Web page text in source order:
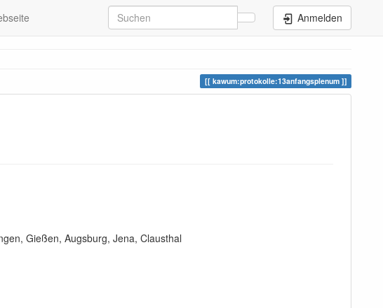
Anmelden
kawum:protokolle:13anfangsplenum
Gießen, Augsburg, Jena, Clausthal